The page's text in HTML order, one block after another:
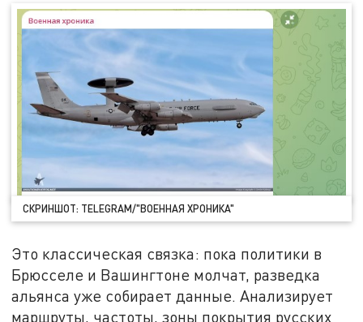
СКРИНШОТ: TELEGRAM/"ВОЕННАЯ ХРОНИКА"
Это классическая связка: пока политики в
Брюсселе и Вашингтоне молчат, разведка
альянса уже собирает данные. Анализирует
маршруты, частоты, зоны покрытия русских